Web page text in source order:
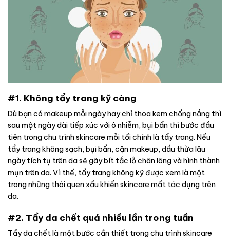
#1. Không tẩy trang kỹ càng
Dù bạn có makeup mỗi ngày hay chỉ thoa kem chống nắng thì
sau một ngày dài tiếp xúc với ô nhiễm, bụi bẩn thì bước đầu
tiên trong chu trình skincare mỗi tối chính là tẩy trang. Nếu
tẩy trang không sạch, bụi bẩn, cặn makeup, dầu thừa lâu
ngày tích tụ trên da sẽ gây bít tắc lỗ chân lông và hình thành
mụn trên da. Vì thế, tẩy trang không kỹ được xem là một
trong những thói quen xấu khiến skincare mất tác dụng trên
da.
#2. Tẩy da chết quá nhiều lần trong tuần
Tẩy da chết là một bước cần thiết trong chu trình skincare